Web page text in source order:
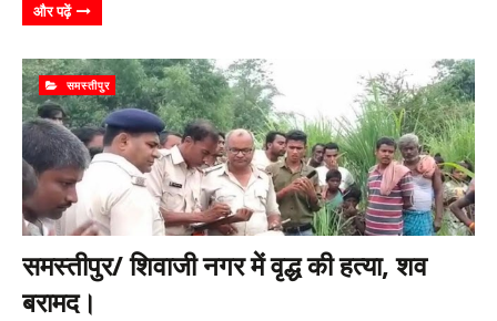
और पढ़ें
समस्तीपुर
समस्तीपुर/ शिवाजी नगर में वृद्ध की हत्या, शव
बरामद।